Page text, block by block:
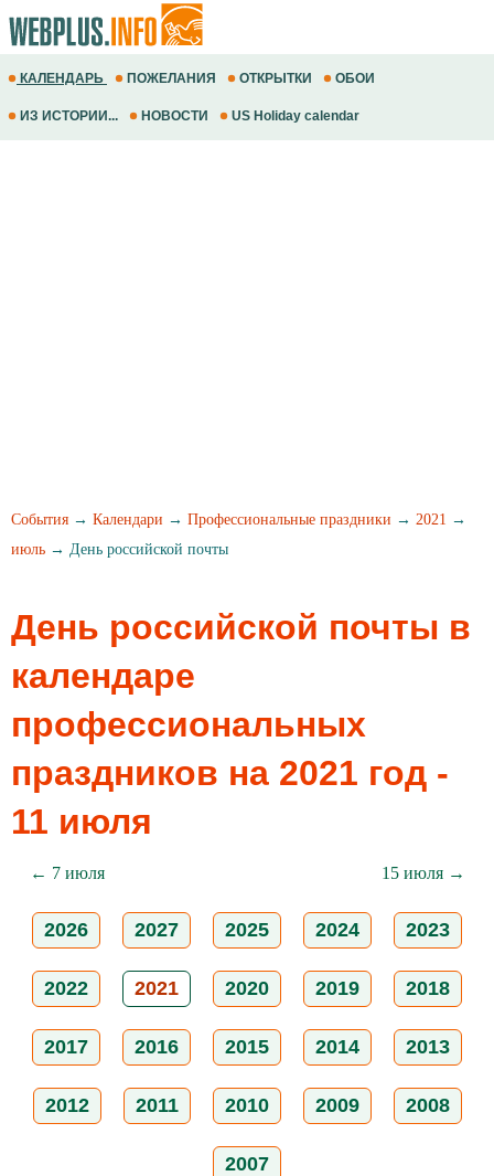
КАЛЕНДАРЬ ПОЖЕЛАНИЯ ОТКРЫТКИ ОБОИ
ИЗ ИСТОРИИ... НОВОСТИ US Holiday calendar
События → Календари → Профессиональные праздники → 2021 →
июль → День российской почты
День российской почты в
календаре
профессиональных
праздников на 2021 год -
11 июля
← 7 июля 15 июля →
2026 2027 2025 2024 2023
2022 2021 2020 2019 2018
2017 2016 2015 2014 2013
2012 2011 2010 2009 2008
2007